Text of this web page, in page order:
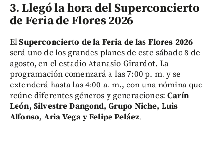
3. Llegó la hora del Superconcierto
de Feria de Flores 2026
ElSuperconcierto de la Feria de las Flores 2026
será uno de los grandes planes de este sábado 8 de
agosto, en el estadio Atanasio Girardot. La
programación comenzará a las 7:00 p. m. y se
extenderá hasta las 4:00 a. m., con una nómina que
reúne diferentes géneros y generaciones:Carín
León, Silvestre Dangond, Grupo Niche, Luis
Alfonso, Aria Vega y Felipe Peláez.